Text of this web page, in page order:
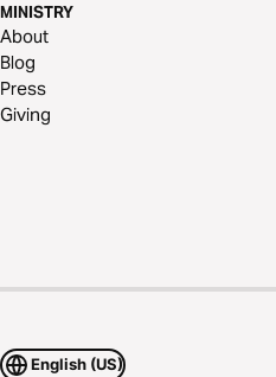
MINISTRY
About
Blog
Press
Giving
English (US)